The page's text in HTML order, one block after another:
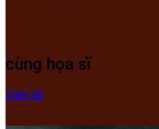
cùng họa sĩ
View all